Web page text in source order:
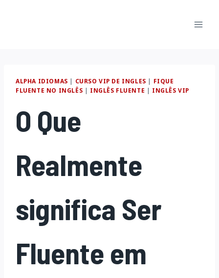
ALPHA IDIOMAS | CURSO VIP DE INGLES | FIQUE
FLUENTE NO INGLÊS | INGLÊS FLUENTE | INGLÊS VIP
O Que
Realmente
significa Ser
Fluente em